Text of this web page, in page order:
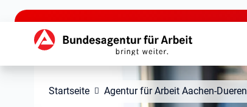
zu den Hauptinhalten springen
Hauptnavigation
Startseite Agentur für Arbeit Aachen-Dueren